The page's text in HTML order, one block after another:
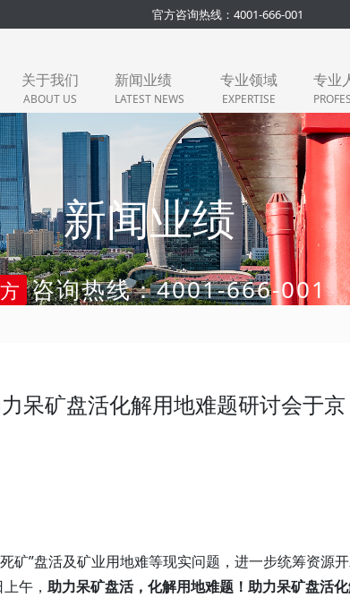
官方咨询热线：4001-666-001
关于我们
ABOUT US
新闻业绩
LATEST NEWS
专业领域
EXPERTISE
专业
新闻业绩
咨询热线：4001-666-001
呆矿盘活化解用地难题研讨会于京
矿”盘活及矿业用地难等现实问题，进一步统筹资源
午， 助力呆矿盘活，化解用地难题！助力呆矿盘活